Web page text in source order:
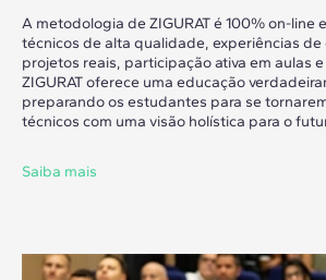
A metodologia de ZIGURAT é 100% on-line
técnicos de alta qualidade, experiências de
projetos reais, participação ativa em aulas
ZIGURAT oferece uma educação
preparando os estudantes para se
técnicos com uma visão holística para o
Saiba mais